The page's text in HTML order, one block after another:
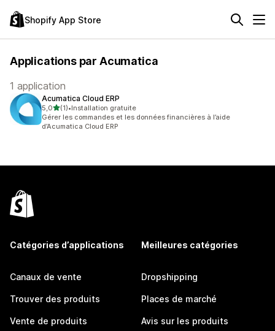
Shopify App Store
Applications par Acumatica
1 application
Acumatica Cloud ERP
5,0étoile(s) sur 5
(1)
1 avis au total
•Installation gratuite
Gérer les commandes et les données financières à l’aide
d’Acumatica Cloud ERP
Catégories d’applications
Canaux de vente
Trouver des produits
Vente de produits
Meilleures catégories
Dropshipping
Places de marché
Avis sur les produits